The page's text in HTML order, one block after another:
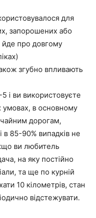
для
запорошених або
йде про довгому
згубно впливають
і ви використовуєте
умовах, в основному
дорогам,
в 85-90% випадків не
ви любитель
на яку постійно
та ще по курній
10 кілометрів, стан
відстежувати.